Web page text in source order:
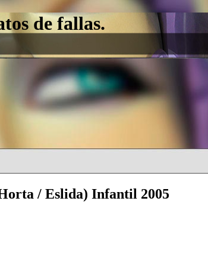
de fallas.
/ Eslida) Infantil 2005